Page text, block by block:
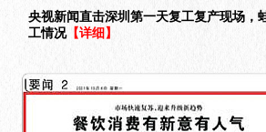
央视新闻直击深圳第一天复工复产现场，
工情况【详细】